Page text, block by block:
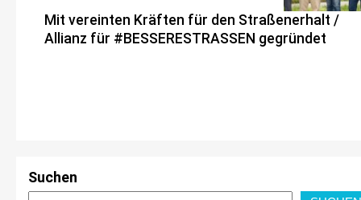
Mit vereinten Kräften für den Straßenerhalt /
Allianz für #BESSERESTRASSEN gegründet
Notlösung
Suchen